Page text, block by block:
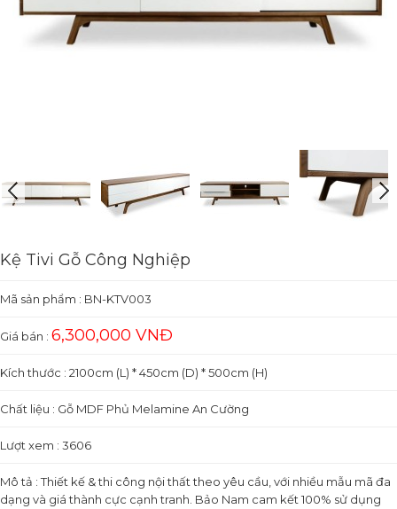
Kệ Tivi Gỗ Công Nghiệp
Mã sản phẩm : BN-KTV003
Giá bán : 6,300,000 VNĐ
Kích thước : 2100cm (L) * 450cm (D) * 500cm (H)
Chất liệu : Gỗ MDF Phủ Melamine An Cường
Lượt xem : 3606
Mô tả : Thiết kế & thi công nội thất theo yêu cầu, với nhiều mẫu mã đa
dạng và giá thành cực cạnh tranh. Bảo Nam cam kết 100% sử dụng